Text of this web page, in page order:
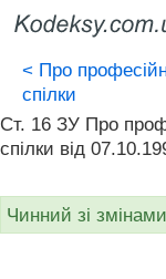
< Про
спілки
Ст. 16 ЗУ Про
спілки від
Чинний зі